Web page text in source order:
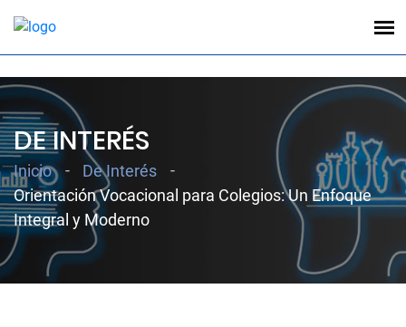
DE INTERÉS
Inicio
De Interés
Orientación Vocacional para Colegios: Un Enfoque
Integral y Moderno